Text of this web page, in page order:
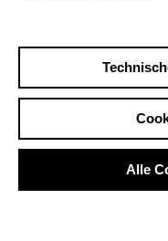
Lukas Bauer
Bernd-Eichinger-Platz
Alle